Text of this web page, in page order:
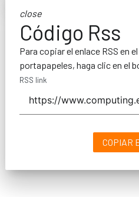
close
Código Rss
Para copiar el enlace RSS en el
portapapeles, haga clic en el
RSS link
COPIAR